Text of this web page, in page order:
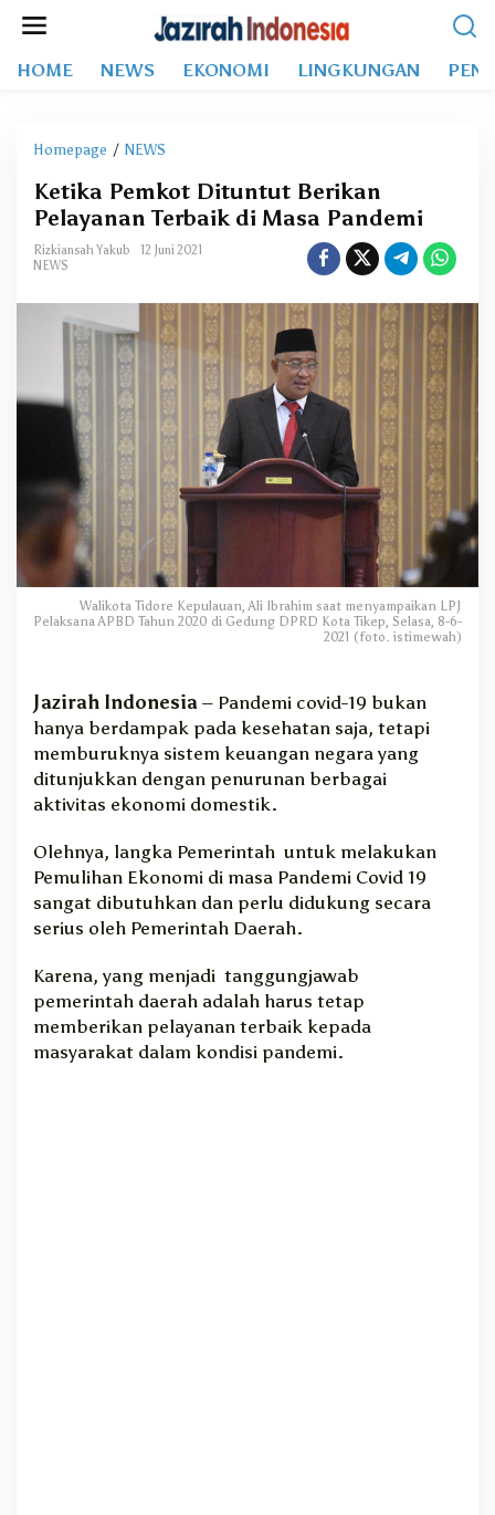
HOME NEWS EKONOMI LINGKUNGAN
Homepage / NEWS
t
i
e
m
k
o
t
D
i
t
u
n
t
u
t
B
e
a
n
P
a
a
n
a
n
b
a
i
Ketika Pemkot Dituntut Berikan
Pelayanan Terbaik di Masa Pandemi
Rizkiansah Yakub
12 Juni 2021
NEWS
Walikota Tidore Kepulauan, Ali Ibrahim saat menyampaikan LPJ
Pelaksana APBD Tahun 2020 di Gedung DPRD Kota Tikep, Selasa, 8-6-
2021 (foto. istimewah)
Jazirah Indonesia – Pandemi covid-19 bukan
hanya berdampak pada kesehatan saja, tetapi
memburuknya sistem keuangan negara yang
ditunjukkan dengan penurunan berbagai
aktivitas ekonomi domestik.
Olehnya, langka Pemerintah untuk melakukan
Pemulihan Ekonomi di masa Pandemi Covid 19
sangat dibutuhkan dan perlu didukung secara
serius oleh Pemerintah Daerah.
Karena, yang menjadi tanggungjawab
pemerintah daerah adalah harus tetap
memberikan pelayanan terbaik kepada
masyarakat dalam kondisi pandemi.